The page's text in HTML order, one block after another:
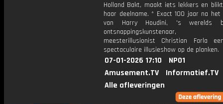
Holland Bakt, maakt iets lekkers en
haar deelname. * Exact 100 jaar na het
van Harry Houdini, 's werelds
ontsnappingskunstenaar,
meesterillusionist Christian Farla
spectaculaire illusieshow op de planken.
07-01-2026 17:10
NPO1
Amusement.TV
Informatief.TV
Alle afleveringen